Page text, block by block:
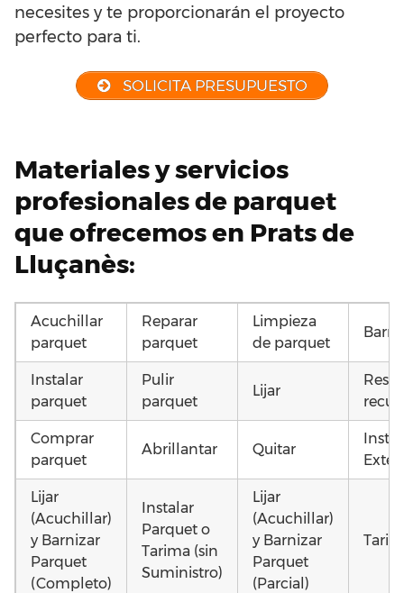
necesites y te proporcionarán el proyecto
perfecto para ti.
SOLICITA PRESUPUESTO
Materiales y servicios
profesionales de parquet
que ofrecemos en Prats de
Lluçanès:
Acuchillar
parquet
Reparar
parquet
Limpieza
de parquet
Instalar
parquet
Pulir
parquet
Lijar
Comprar
parquet
Abrillantar Quitar
Lijar
(Acuchillar)
y Barnizar
Parquet
(Completo)
Instalar
Parquet o
Tarima (sin
Suministro)
Lijar
(Acuchillar)
y Barnizar
Parquet
(Parcial)